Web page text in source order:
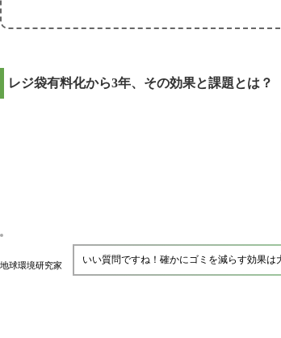
レジ袋有料化から3年、その効果と課題とは？
地球環境研究家 いい質問ですね！確かにゴミを減らす効果